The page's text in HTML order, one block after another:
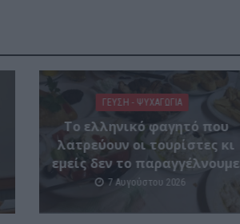
ΓΕΎΣΗ - ΨΥΧΑΓΩΓΊΑ
Το ελληνικό φαγητό που
λατρεύουν οι τουρίστες κι
εμείς δεν το παραγγέλνουμε
7 Αυγούστου 2026